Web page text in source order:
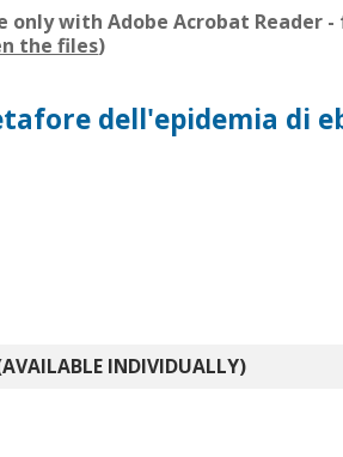
only with Adobe Acrobat Reader
the files)
dell'epidemia di
INDIVIDUALLY)